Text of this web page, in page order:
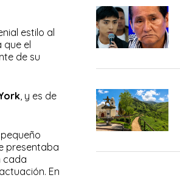
estilo al
que el
de su
, y es de
presentaba
cada
En